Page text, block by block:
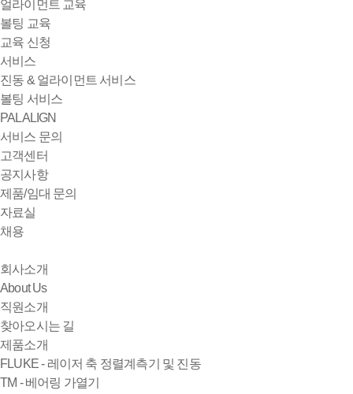
얼라이먼트 교육
볼팅 교육
교육 신청
서비스
진동 & 얼라이먼트 서비스
볼팅 서비스
PALALIGN
서비스 문의
고객센터
공지사항
제품/임대 문의
자료실
채용
회사소개
About Us
직원소개
찾아오시는 길
제품소개
FLUKE - 레이저 축 정렬계측기 및 진동
TM - 베어링 가열기